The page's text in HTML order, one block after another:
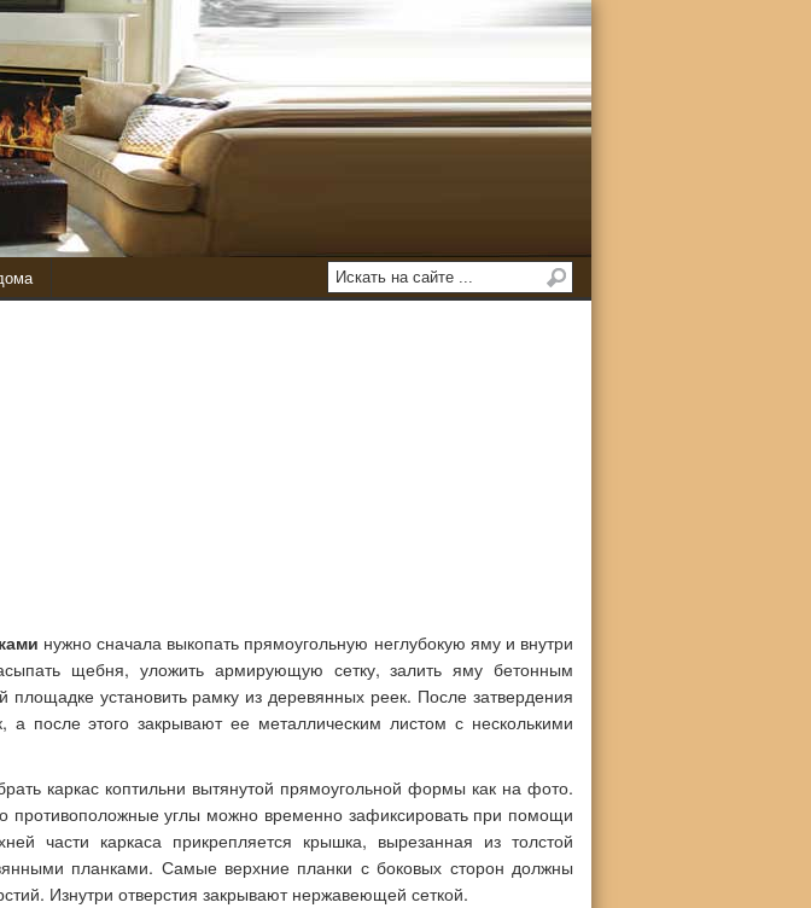
нужно сначала выкопать прямоугольную неглубокую яму и внутри
щебня, уложить армирующую сетку, залить яму бетонным
установить рамку из деревянных реек. После затвердения
а после этого закрывают ее металлическим листом с несколькими
каркас коптильни вытянутой прямоугольной формы как на фото.
противоположные углы можно временно зафиксировать при помощи
части каркаса прикрепляется крышка, вырезанная из толстой
планками. Самые верхние планки с боковых сторон должны
Изнутри отверстия закрывают нержавеющей сеткой.